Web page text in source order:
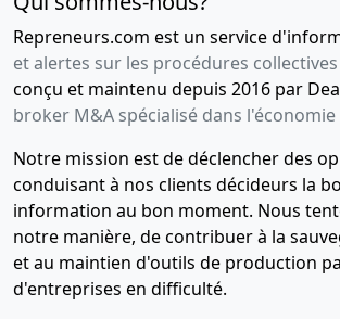
Repreneurs.com est un service
et alertes sur les procédures
conçu et maintenu depuis 2016 par
broker M&A spécialisé dans
Notre mission est de déclencher des
conduisant à nos clients décideurs la
information au bon moment. Nous
notre manière, de contribuer à la
et au maintien d'outils de production
d'entreprises en difficulté.